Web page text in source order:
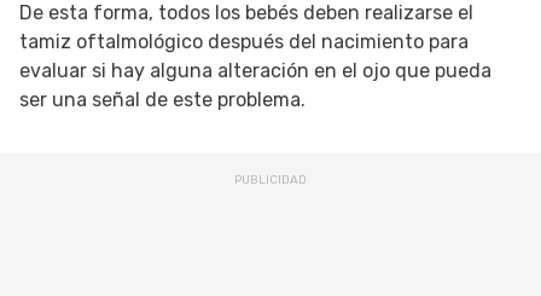
De esta forma, todos los bebés deben realizarse el
tamiz oftalmológico después del nacimiento para
evaluar si hay alguna alteración en el ojo que pueda
ser una señal de este problema.